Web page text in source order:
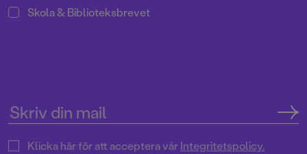
Skola & Biblioteksbrevet
Klicka här för att acceptera vårIntegritetspolicy.